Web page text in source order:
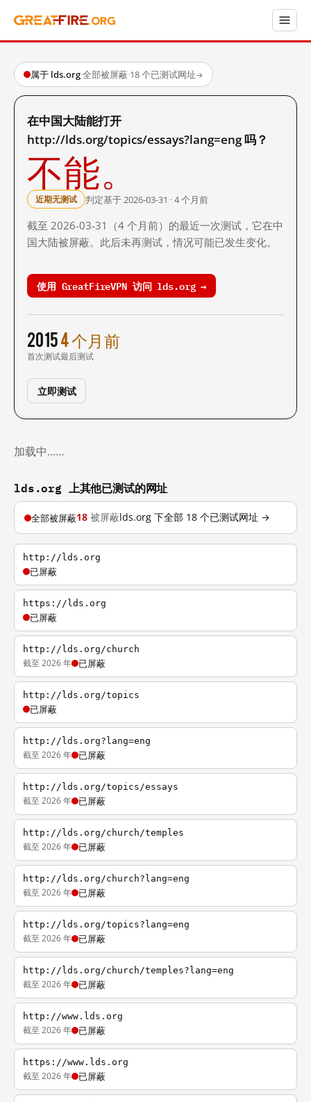
属于 lds.org·全部被屏蔽·18 个已测试网址→
在中国大陆能打开
http://lds.org/topics/essays?lang=eng 吗？
不能。
近期无测试 判定基于 2026-03-31 · 4 个月前
截至 2026-03-31（4 个月前）的最近一次测试，它在中
国大陆被屏蔽。此后未再测试，情况可能已发生变化。
使用 GreatFireVPN 访问 lds.org →
2015
首次测试
4 个月前
最后测试
立即测试
加载中……
lds.org 上其他已测试的网址
全部被屏蔽18 被屏蔽lds.org 下全部 18 个已测试网址 →
http://lds.org
已屏蔽
https://lds.org
已屏蔽
http://lds.org/church
截至 2026 年 已屏蔽
http://lds.org/topics
已屏蔽
http://lds.org?lang=eng
截至 2026 年 已屏蔽
http://lds.org/topics/essays
截至 2026 年 已屏蔽
http://lds.org/church/temples
截至 2026 年 已屏蔽
http://lds.org/church?lang=eng
截至 2026 年 已屏蔽
http://lds.org/topics?lang=eng
截至 2026 年 已屏蔽
http://lds.org/church/temples?lang=eng
截至 2026 年 已屏蔽
http://www.lds.org
截至 2026 年 已屏蔽
https://www.lds.org
截至 2026 年 已屏蔽